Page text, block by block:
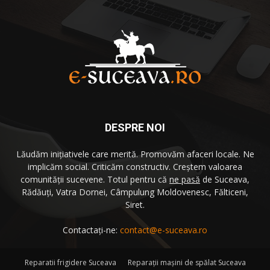
DESPRE NOI
Lăudăm iniţiativele care merită. Promovăm afaceri locale. Ne
implicăm social. Criticăm constructiv. Creştem valoarea
comunităţii sucevene. Totul pentru că ne pasă de Suceava,
Rădăuţi, Vatra Dornei, Câmpulung Moldovenesc, Fălticeni,
Siret.
Contactați-ne: contact@e-suceava.ro
Reparatii frigidere Suceava Reparaţii maşini de spălat Suceava